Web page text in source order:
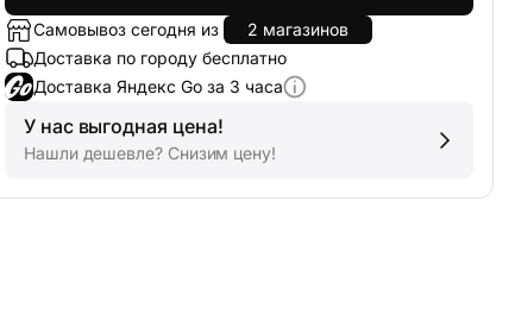
Самовывоз сегодня из
2 магазинов
Доставка по городу бесплатно
Доставка Яндекс Go за 3 часа
У нас выгодная цена!
Нашли дешевле? Снизим цену!